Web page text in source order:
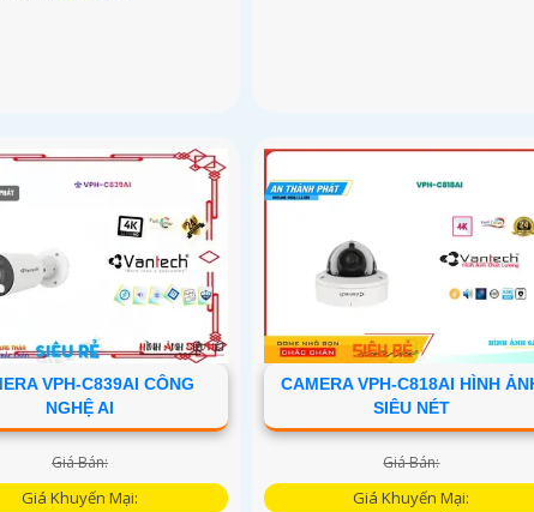
VPH-C839AI CÔNG
NGHỆ AI
Giá Bán:
Giá Khuyến Mại:
CAMERA VPH-C818AI HÌNH
SIÊU NÉT
Giá Bán:
Giá Khuyến Mại: